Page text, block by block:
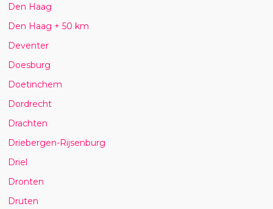
Den Haag
Den Haag + 50 km
Deventer
Doesburg
Doetinchem
Dordrecht
Drachten
Driebergen-Rijsenburg
Driel
Dronten
Druten